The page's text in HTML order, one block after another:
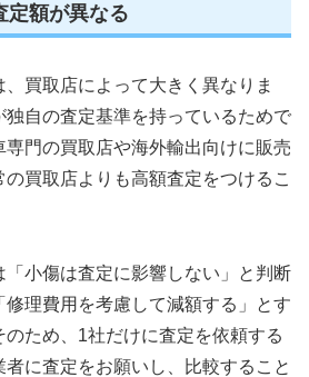
定額が異なる
買取店によって大きく異なりま
自の査定基準を持っているためで
門の買取店や海外輸出向けに販売
買取店よりも高額査定をつけるこ
「小傷は査定に影響しない」と判断
理費用を考慮して減額する」とす
のため、1社だけに査定を依頼する
に査定をお願いし、比較すること